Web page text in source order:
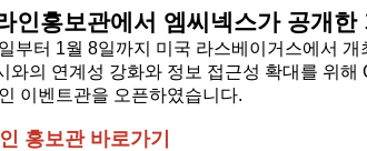
인홍보관에서 엠씨넥스가 공개한
부터 1월 8일까지 미국 라스베이거스에서
와의 연계성 강화와 정보 접근성 확대를 위
이벤트관을 오픈하였습니다.
홍보관 바로가기